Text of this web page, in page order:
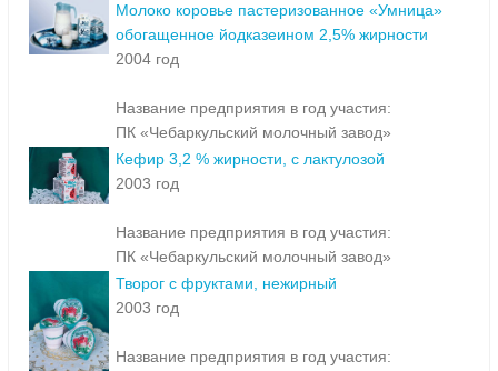
Молоко коровье пастеризованное «Умница»
обогащенное йодказеином 2,5% жирности
2004 год
Название предприятия в год участия:
ПК «Чебаркульский молочный завод»
Кефир 3,2 % жирности, с лактулозой
2003 год
Название предприятия в год участия:
ПК «Чебаркульский молочный завод»
Творог с фруктами, нежирный
2003 год
Название предприятия в год участия: